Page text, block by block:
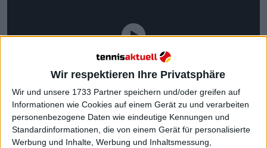
Wir respektieren Ihre Privatsphäre
Wir und unsere 1733 Partner speichern und/oder greifen auf
Informationen wie Cookies auf einem Gerät zu und verarbeiten
personenbezogene Daten wie eindeutige Kennungen und
Standardinformationen, die von einem Gerät für personalisierte
Werbung und Inhalte, Werbung und Inhaltsmessung,